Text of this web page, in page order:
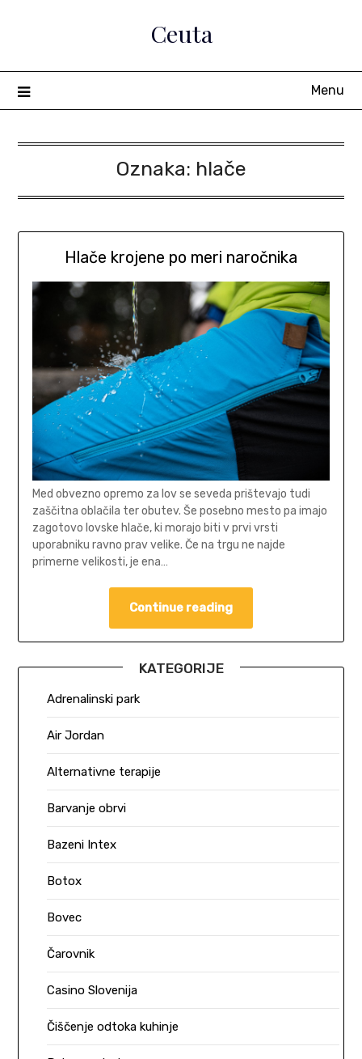
Ceuta
Menu
Oznaka: hlače
Hlače krojene po meri naročnika
Med obvezno opremo za lov se seveda prištevajo tudi
zaščitna oblačila ter obutev. Še posebno mesto pa imajo
zagotovo lovske hlače, ki morajo biti v prvi vrsti
uporabniku ravno prav velike. Če na trgu ne najde
primerne velikosti, je ena…
Continue reading
KATEGORIJE
Adrenalinski park
Air Jordan
Alternativne terapije
Barvanje obrvi
Bazeni Intex
Botox
Bovec
Čarovnik
Casino Slovenija
Čiščenje odtoka kuhinje